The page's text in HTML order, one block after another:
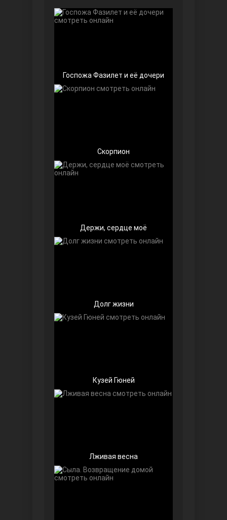
Чёрно-белая любовь
Девушка за стеклом
Госпожа Фазилет и её дочери
Скорпион
Держи, сердце моё
Долг жизни
Кузей Гюней
Лживая весна